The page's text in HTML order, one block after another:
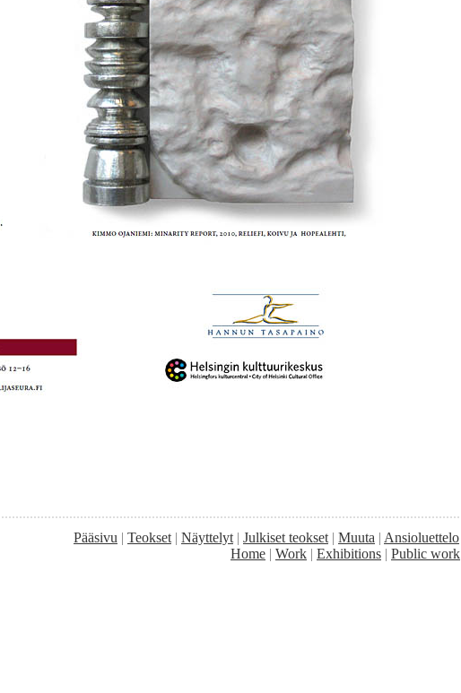
Pääsivu | Teokset | Näyttelyt | Julkiset teokset | Muuta | Ansioluettelo
Home | Work | Exhibitions | Public work